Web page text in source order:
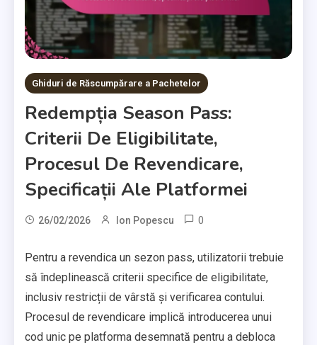
Ghiduri de Răscumpărare a Pachetelor
Redempția Season Pass:
Criterii De Eligibilitate,
Procesul De Revendicare,
Specificații Ale Platformei
26/02/2026 Ion Popescu 0
Pentru a revendica un sezon pass, utilizatorii trebuie
să îndeplinească criterii specifice de eligibilitate,
inclusiv restricții de vârstă și verificarea contului.
Procesul de revendicare implică introducerea unui
cod unic pe platforma desemnată pentru a debloca